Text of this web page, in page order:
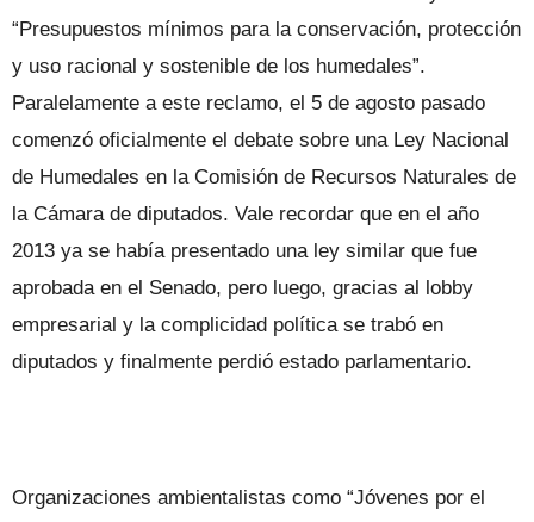
“Presupuestos mínimos para la conservación, protección
y uso racional y sostenible de los humedales”.
Paralelamente a este reclamo, el 5 de agosto pasado
comenzó oficialmente el debate sobre una Ley Nacional
de Humedales en la Comisión de Recursos Naturales de
la Cámara de diputados. Vale recordar que en el año
2013 ya se había presentado una ley similar que fue
aprobada en el Senado, pero luego, gracias al lobby
empresarial y la complicidad política se trabó en
diputados y finalmente perdió estado parlamentario.
Organizaciones ambientalistas como “Jóvenes por el